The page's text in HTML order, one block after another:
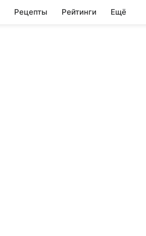
Рецепты Рейтинги Ещё